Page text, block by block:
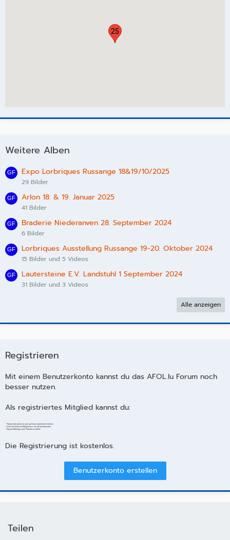
25
Weitere Alben
Expo Lorbriques Russange 18&19/10/2025
29 Bilder
Arlon 18. & 19. Januar 2025
41 Bilder
Braderie Niederanven 28. September 2024
6 Bilder
Lorbriques Ausstellung Russange 19-20. Oktober 2024
15 Bilder und 5 Videos
Lautersteine E.V. Landstuhl 1 September 2024
31 Bilder und 3 Videos
Alle anzeigen
Registrieren
Mit einem Benutzerkonto kannst du das AFOL.lu Forum noch
besser nutzen.
Als registriertes Mitglied kannst du:
- Themen abonnieren und auf dem Laufenden bleiben
- Dich mit anderen Mitgliedern direkt austauschen
- Eigene Beiträge und Themen erstellen
Die Registrierung ist kostenlos.
Benutzerkonto erstellen
Teilen